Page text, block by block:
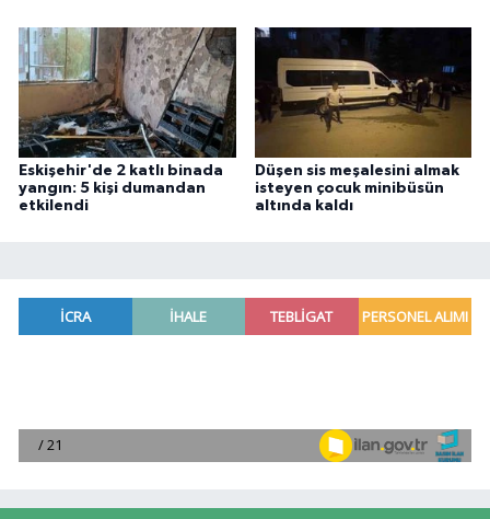
Eskişehir'de 2 katlı binada
yangın: 5 kişi dumandan
etkilendi
Düşen sis meşalesini almak
isteyen çocuk minibüsün
altında kaldı